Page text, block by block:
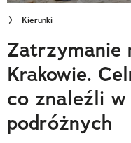
Wielki Konkurs Fotograficzny
Trendbook Podróżniczy
Polecane
Kierunki
Zatrzymanie
Krakowie.
co znaleźli w
podróżnych